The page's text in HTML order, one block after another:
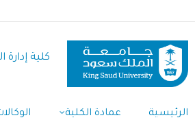
المحتوى
الرئيسي
كلية إدارة
الرئيسية عمادة الكلية